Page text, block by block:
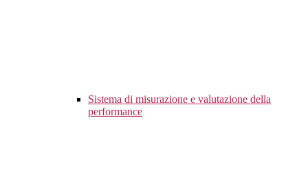
Sistema di misurazione e valutazione della
performance